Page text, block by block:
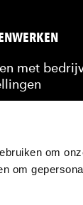
om
om
met
van
bij een